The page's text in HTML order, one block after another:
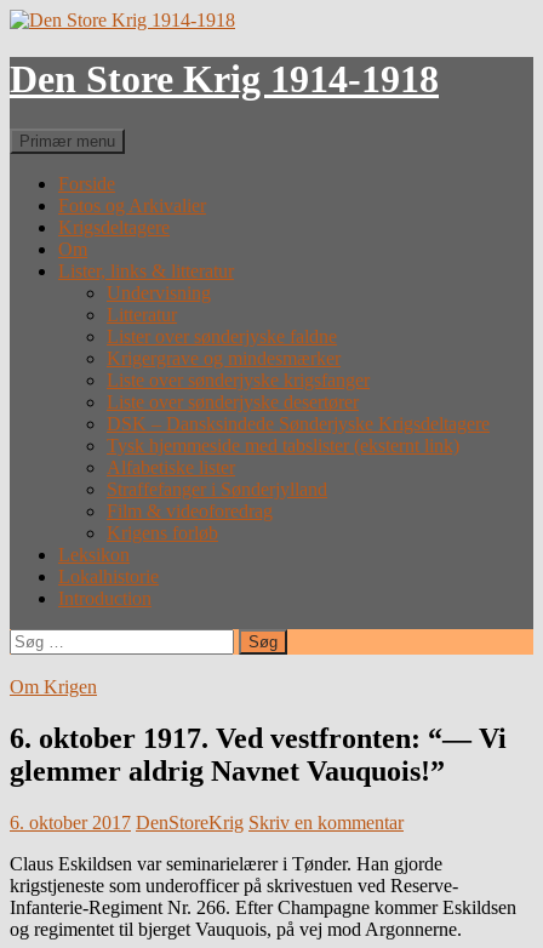
Hop
indhold
Den Store Krig 1914-1918
Søg
Primær menu
Forside
Fotos og Arkivalier
Krigsdeltagere
Om
Lister, links & litteratur
Undervisning
Litteratur
Lister over sønderjyske faldne
Krigergrave og mindesmærker
Liste over sønderjyske krigsfanger
Liste over sønderjyske desertører
DSK – Dansksindede Sønderjyske Krigsdeltagere
Tysk hjemmeside med tabslister (eksternt link)
Alfabetiske lister
Straffefanger i Sønderjylland
Film & videoforedrag
Krigens forløb
Leksikon
Lokalhistorie
Introduction
Søg
efter:
Om Krigen
6. oktober 1917. Ved vestfronten: “— Vi
glemmer aldrig Navnet Vauquois!”
6. oktober 2017 DenStoreKrig Skriv en kommentar
Claus Eskildsen var seminarielærer i Tønder. Han gjorde
krigstjeneste som underofficer på skrivestuen ved Reserve-
Infanterie-Regiment Nr. 266. Efter Champagne kommer Eskildsen
og regimentet til bjerget Vauquois, på vej mod Argonnerne.